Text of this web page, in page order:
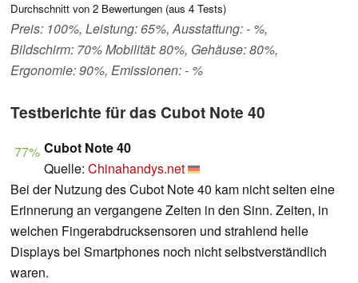
Durchschnitt von 2 Bewertungen (aus 4 Tests)
Preis: 100%, Leistung: 65%, Ausstattung: - %,
Bildschirm: 70% Mobilität: 80%, Gehäuse: 80%,
Ergonomie: 90%, Emissionen: - %
Testberichte für das Cubot Note 40
77% Cubot Note 40
Quelle: Chinahandys.net
Bei der Nutzung des Cubot Note 40 kam nicht selten eine
Erinnerung an vergangene Zeiten in den Sinn. Zeiten, in
welchen Fingerabdrucksensoren und strahlend helle
Displays bei Smartphones noch nicht selbstverständlich
waren.